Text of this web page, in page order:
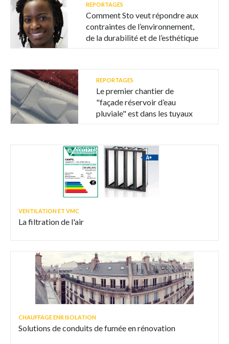
REPORTAGES
Comment Sto veut répondre aux
contraintes de l’environnement,
de la durabilité et de l’esthétique
REPORTAGES
Le premier chantier de
"façade réservoir d’eau
pluviale" est dans les tuyaux
VENTILATION ET VMC
La filtration de l'air
CHAUFFAGE ENR ISOLATION
Solutions de conduits de fumée en rénovation